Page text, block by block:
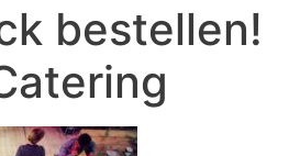
bestellen!